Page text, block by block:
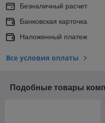
Безналичный расчет
Банковская карточка
Наложенный платеж
Все условия оплаты
Подобные товары